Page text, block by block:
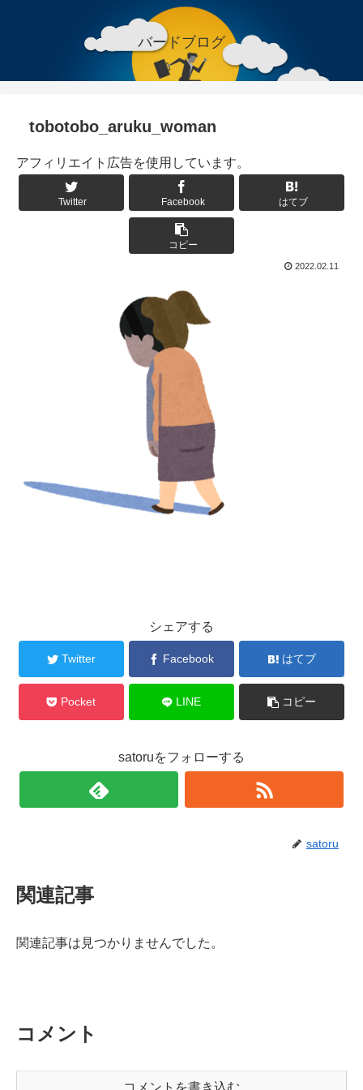
バードブログ
tobotobo_aruku_woman
アフィリエイト広告を使用しています。
Twitter Facebook はてブ
コピー
2022.02.11
シェアする
Twitter Facebook はてブ
Pocket LINE コピー
satoruをフォローする
satoru
関連記事
関連記事は見つかりませんでした。
コメント
コメントを書き込む